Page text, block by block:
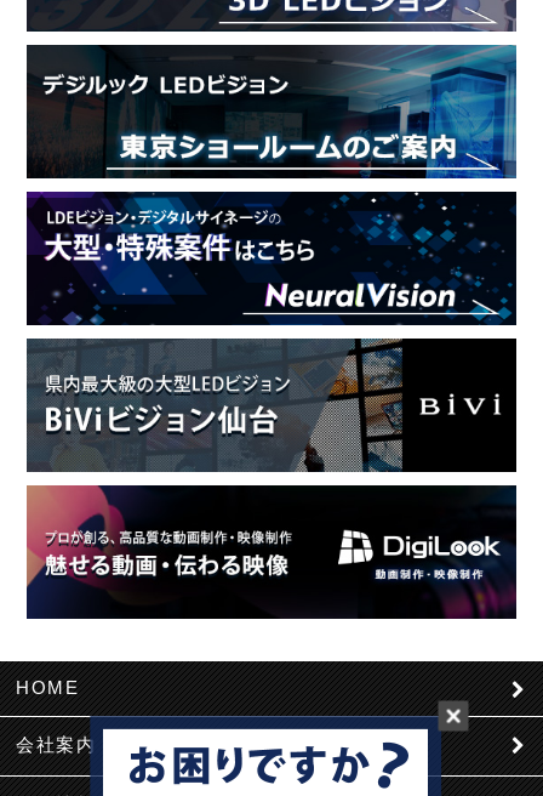
HOME
会社案内